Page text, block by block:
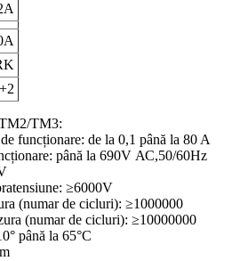
TM3:
funcționare: de la 0,1 până la 80 A
până la 690V АС,50/60Hz
≥6000V
(numar de cicluri): ≥1000000
(numar de cicluri): ≥10000000
până la 65°С